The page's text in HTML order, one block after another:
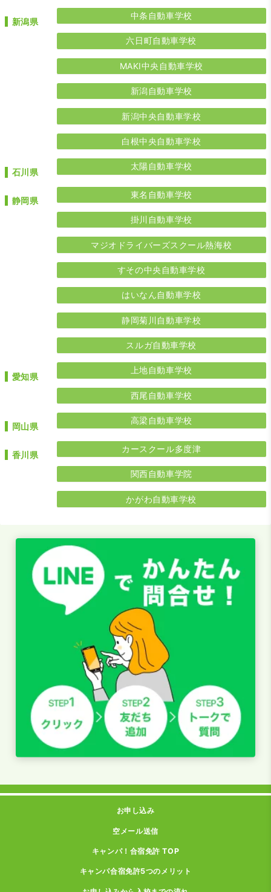
新潟県
中条自動車学校
六日町自動車学校
MAKI中央自動車学校
新潟自動車学校
新潟中央自動車学校
白根中央自動車学校
石川県
太陽自動車学校
静岡県
東名自動車学校
掛川自動車学校
マジオドライバーズスクール熱海校
すその中央自動車学校
はいなん自動車学校
静岡菊川自動車学校
スルガ自動車学校
愛知県
上地自動車学校
西尾自動車学校
岡山県
高梁自動車学校
香川県
カースクール多度津
関西自動車学院
かがわ自動車学校
お申し込み
空メール送信
キャンパ！合宿免許 TOP
キャンパ合宿免許5つのメリット